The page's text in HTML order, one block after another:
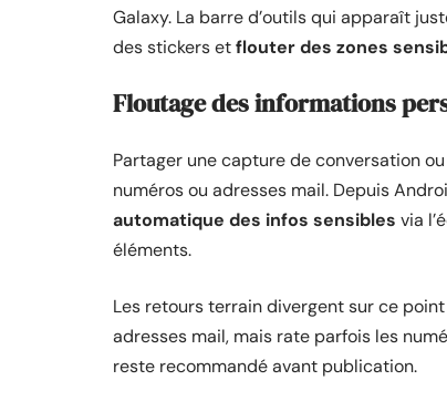
Galaxy. La barre d’outils qui apparaît
des stickers etflouter des zones
Floutage des informations
Partager une capture de conversation
numéros ou adresses mail. Depuis
automatique des infos sensibles via
éléments.
Les retours terrain divergent sur ce
adresses mail, mais rate parfois les
reste recommandé avant publication.